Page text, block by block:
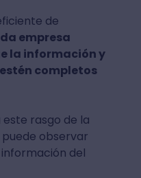
de
empresa
la información y
completos
rasgo de la
observar
del